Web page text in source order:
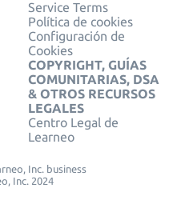
Service Terms
Política de cookies
Configuración de
Cookies
COPYRIGHT, GUÍAS
COMUNITARIAS, DSA
& OTROS RECURSOS
LEGALES
Centro Legal de
Learneo
Inc. business
Inc. 2024